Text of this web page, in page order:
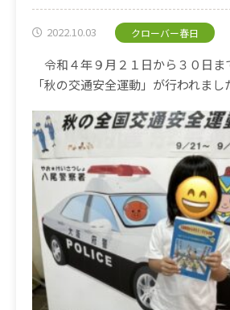
2022.10.03 クローバー春日
令和４年９月２１日から３０日ま
「秋の交通安全運動」が行われまし